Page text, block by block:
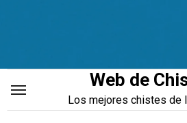
Web de
Los mejores chistes de